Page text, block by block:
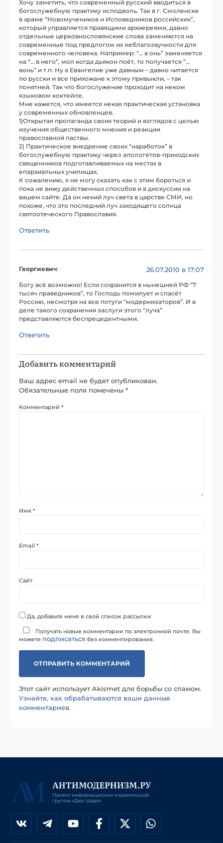
Хочу заметить, что современный русский вводиться в
богослужебную практику исподволь. Так в г. Смоленске
в храме “Новомучеников и Исповедников российских”,
который управляется правящими архиереями, давно
отдельные церковнословянские слова заменяются на
современные под предлогом их неблагозвучности для
современного человека. Например: “… в онь” заменяется
на “… в него”, мол когда дьякон поёт, то получается “…
вонь” и т.п. Ну а Евангелие уже давным – давно читается
по русски и все прихожане к этому привыкли, – так
понятней. Так что богослужение проходит на неком
языковом коктейле.
Мне кажется, что имеется некая практическая установка
у современных обновленцев.
1)Открытая пропаганда своих теорий и взглядов с целью
изучения общественного мнения и реакции
православной паствы.
2) Практическое внедрение своих “наработок” в
богослужебную практику через апологетов-приходских
священников подготавливаемых на местах в
епархиальных училищах.
К сожалению, я не могу сказать как с этим бороться и
пока не вижу действенных способов и в дискуссии на
вашем сайте. Да он некий луч света в царстве СМИ, но
похоже, что это последний луч заходящего солнца
святоотеческого Православия.
Ответить
Георгиевич: 26.07.2010 в 17:07
Богу всё возможно! Если сохранится в нынешней РФ “7
тысяч праведников”, то Господь помилует и спасёт
Россию, несмотря на все потуги “модернизаторов”. И в
деле такого сохранения заслуги этого “луча”
представляются беспрецедентными.
Ответить
Добавить комментарий
Ваш адрес email не будет опубликован.
Обязательные поля помечены*
Комментарий*
Имя*
Email*
Сайт
Да, добавьте меня в свой список рассылки
Получать новые комментарии по электронной почте. Вы
можете подписаться без комментирования.
Этот сайт использует Akismet для борьбы со спамом.
Узнайте, как обрабатываются ваши данные
комментариев.